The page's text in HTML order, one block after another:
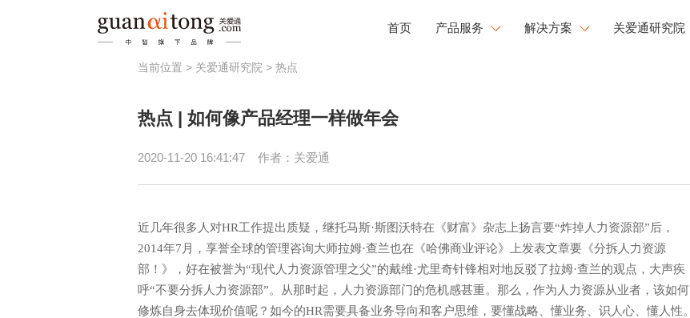
首页 产品服务
员工激励
健康管理
解决方案 关爱通研究院
当前位置 > 关爱通研究院 > 热点
热点 | 如何像产品经理一样做年会
2020-11-20 16:41:47 作者：关爱通
近几年很多人对HR工作提出质疑，继托马斯·斯图沃特在《财富》杂志上扬言要“炸掉人力资源部”后，
2014年7月，享誉全球的管理咨询大师拉姆·查兰也在《哈佛商业评论》上发表文章要《分拆人力资源
部！》，好在被誉为“现代人力资源管理之父”的戴维·尤里奇针锋相对地反驳了拉姆·查兰的观点，大声疾
呼“不要分拆人力资源部”。从那时起，人力资源部门的危机感甚重。那么，作为人力资源从业者，该如何
修炼自身去体现价值呢？如今的HR需要具备业务导向和客户思维，要懂战略、懂业务、识人心、懂人性。